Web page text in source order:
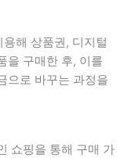
해 상품권, 디지털
을 구매한 후, 이를
으로 바꾸는 과정을
쇼핑을 통해 구매 가